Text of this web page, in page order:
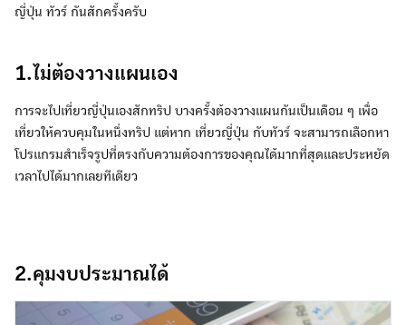
ญี่ปุ่น ทัวร์ กันสักครั้งครับ
1.ไม่ต้องวางแผนเอง
การจะไปเที่ยวญี่ปุ่นเองสักทริป บางครั้งต้องวางแผนกันเป็นเดือน ๆ เพื่อ
เที่ยวให้ควบคุมในหนึ่งทริป แต่หาก เที่ยวญี่ปุ่น กับทัวร์ จะสามารถเลือกหา
โปรแกรมสำเร็จรูปที่ตรงกับความต้องการของคุณได้มากที่สุดและประหยัด
เวลาไปได้มากเลยทีเดียว
2.คุมงบประมาณได้